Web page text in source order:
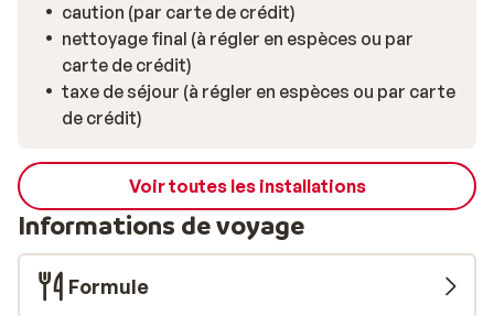
caution (par carte de crédit)
nettoyage final (à régler en espèces ou par
carte de crédit)
taxe de séjour (à régler en espèces ou par carte
de crédit)
Voir toutes les installations
Informations de voyage
Formule